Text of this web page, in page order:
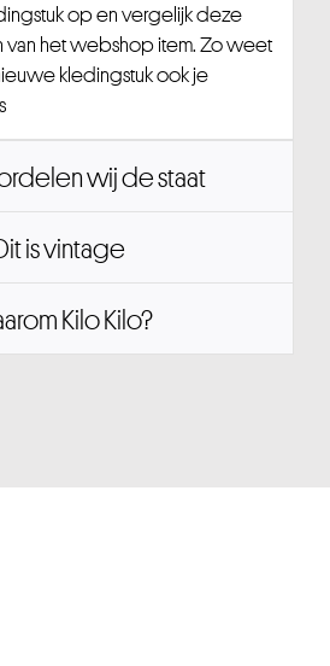
op en vergelijk deze
van het webshop item. Zo weet
kledingstuk ook je
wij de staat
is vintage
Kilo Kilo?